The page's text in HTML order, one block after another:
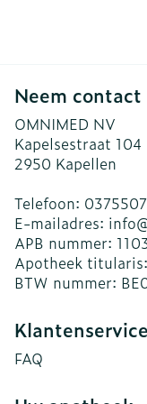
Neem
OMNIMED NV
Kapelsestraat 104
2950 Kapellen
Telefoon:
E-mailadres:
APB nummer:
Apotheek titularis:
BTW nummer:
Klantenservice
FAQ